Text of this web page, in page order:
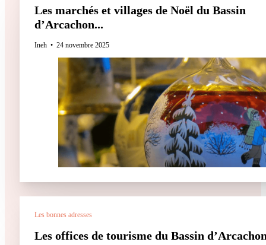
Les marchés et villages de Noël du Bassin
d’Arcachon...
Ineh 24 novembre 2025
Les bonnes adresses
Les offices de tourisme du Bassin